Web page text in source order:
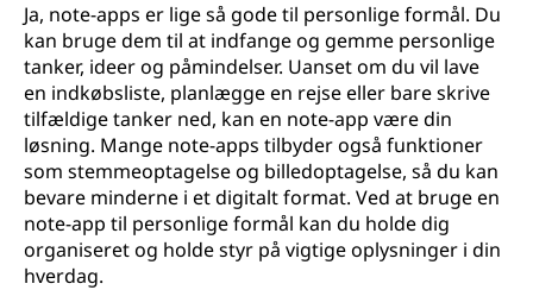
Ja, note-apps er lige så gode til personlige formål. Du
kan bruge dem til at indfange og gemme personlige
tanker, ideer og påmindelser. Uanset om du vil lave
en indkøbsliste, planlægge en rejse eller bare skrive
tilfældige tanker ned, kan en note-app være din
løsning. Mange note-apps tilbyder også funktioner
som stemmeoptagelse og billedoptagelse, så du kan
bevare minderne i et digitalt format. Ved at bruge en
note-app til personlige formål kan du holde dig
organiseret og holde styr på vigtige oplysninger i din
hverdag.